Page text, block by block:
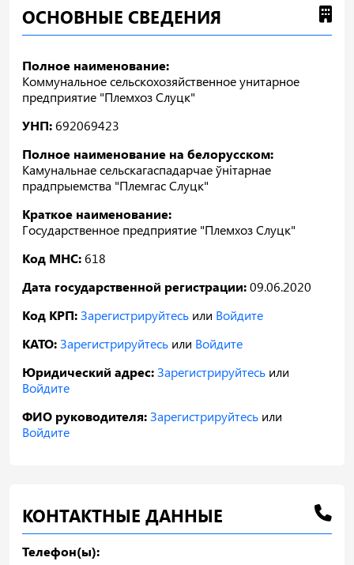
ОСНОВНЫЕ СВЕДЕНИЯ
Полное наименование:
Коммунальное сельскохозяйственное унитарное
предприятие "Племхоз Слуцк"
УНП:692069423
Полное наименование на белорусском:
Камунальнае сельскагаспадарчае ўнітарнае
прадпрыемства "Племгас Слуцк"
Краткое наименование:
Государственное предприятие "Племхоз Слуцк"
Код МНС:618
Дата государственной регистрации:09.06.2020
Код КРП:Зарегистрируйтесь или Войдите
КАТО:Зарегистрируйтесь или Войдите
Юридический адрес:Зарегистрируйтесь или
Войдите
ФИО руководителя:Зарегистрируйтесь или
Войдите
КОНТАКТНЫЕ ДАННЫЕ
Телефон(ы):